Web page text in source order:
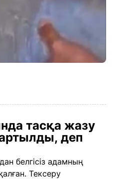
тасқа жазу
деп
белгісіз адамның
Тексеру